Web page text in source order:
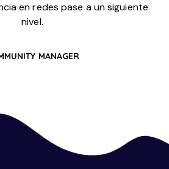
en redes pase a un siguiente
nivel.
MANAGER